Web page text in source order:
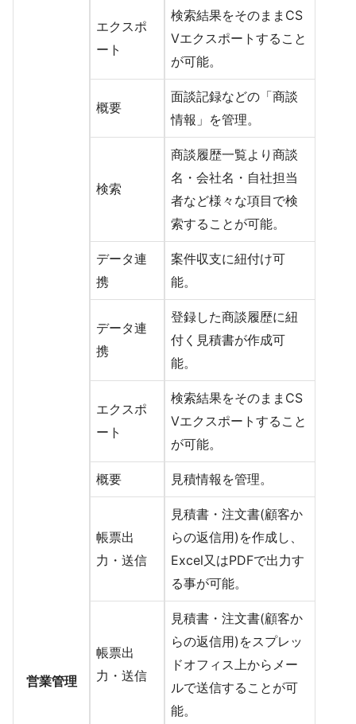
営業管理
エクスポ
ート
検索結果をそのままCS
Vエクスポートすること
が可能。
概要
面談記録などの「商談
情報」を管理。
検索
商談履歴一覧より商談
名・会社名・自社担当
者など様々な項目で検
索することが可能。
データ連
携
案件収支に紐付け可
能。
データ連
携
登録した商談履歴に紐
付く見積書が作成可
能。
エクスポ
ート
検索結果をそのままCS
Vエクスポートすること
が可能。
概要 見積情報を管理。
帳票出
力・送信
見積書・注文書(顧客か
らの返信用)を作成し、
Excel又はPDFで出力す
る事が可能。
帳票出
力・送信
見積書・注文書(顧客か
らの返信用)をスプレッ
ドオフィス上からメー
ルで送信することが可
能。